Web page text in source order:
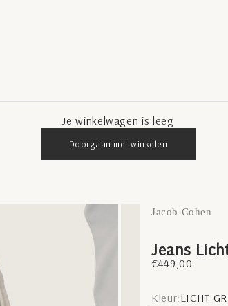
Je winkelwagen is leeg
Doorgaan met winkelen
Jacob Cohen
Jeans
Aanbiedingsprijs
€449,00
Kleur:LICHT